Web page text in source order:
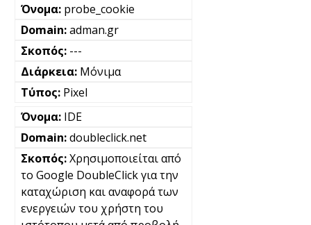
probe_cookie
adman.gr
---
Μόνιμα
Pixel
IDE
doubleclick.net
Χρησιμοποιείται από
το Google DoubleClick για την
καταχώριση και αναφορά των
ενεργειών του χρήστη του